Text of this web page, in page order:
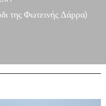
της Φωτεινής Δάρρα)